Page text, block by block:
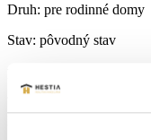
Druh: pre rodinné domy
Stav: pôvodný stav